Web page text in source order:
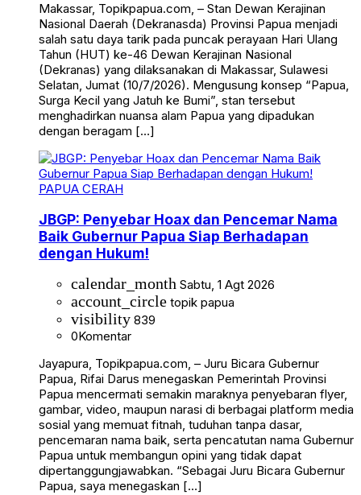
Makassar, Topikpapua.com, – Stan Dewan Kerajinan
Nasional Daerah (Dekranasda) Provinsi Papua menjadi
salah satu daya tarik pada puncak perayaan Hari Ulang
Tahun (HUT) ke-46 Dewan Kerajinan Nasional
(Dekranas) yang dilaksanakan di Makassar, Sulawesi
Selatan, Jumat (10/7/2026). Mengusung konsep “Papua,
Surga Kecil yang Jatuh ke Bumi”, stan tersebut
menghadirkan nuansa alam Papua yang dipadukan
dengan beragam […]
PAPUA CERAH
JBGP: Penyebar Hoax dan Pencemar Nama
Baik Gubernur Papua Siap Berhadapan
dengan Hukum!
calendar_month Sabtu, 1 Agt 2026
account_circle topik papua
visibility 839
0Komentar
Jayapura, Topikpapua.com, – Juru Bicara Gubernur
Papua, Rifai Darus menegaskan Pemerintah Provinsi
Papua mencermati semakin maraknya penyebaran flyer,
gambar, video, maupun narasi di berbagai platform media
sosial yang memuat fitnah, tuduhan tanpa dasar,
pencemaran nama baik, serta pencatutan nama Gubernur
Papua untuk membangun opini yang tidak dapat
dipertanggungjawabkan. “Sebagai Juru Bicara Gubernur
Papua, saya menegaskan […]